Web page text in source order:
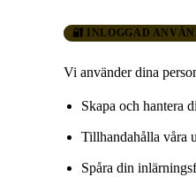
🔐 INLOGGAD
Vi använder dina
Skapa och hantera
Tillhandahålla våra
Spåra din